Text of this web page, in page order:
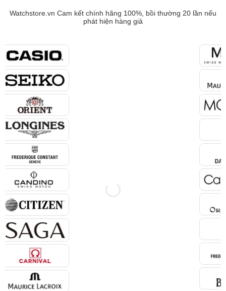
Watchstore.vn Cam kết chính hãng 100%, bồi thường 20 lần nếu
phát hiện hàng giả